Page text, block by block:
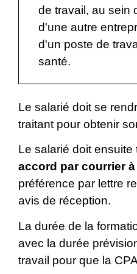
de travail, au sein
d'une autre
d'un poste de
santé.
Le salarié doit se
traitant pour obtenir
Le salarié doit ensuite
accord par courrier
préférence par lettre
avis de réception.
La durée de la
avec la durée
travail pour que la